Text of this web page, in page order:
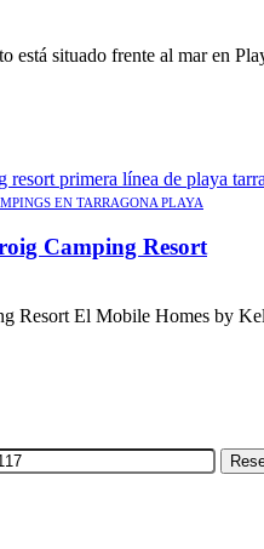
situado frente al mar en
EN TARRAGONA PLAYA
Camping Resort
El Mobile Homes by